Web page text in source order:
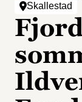
Skallestad